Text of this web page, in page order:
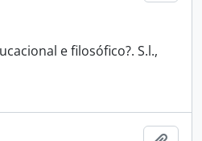
e filosófico?. S.l.,